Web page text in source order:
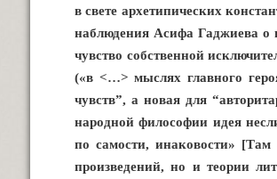
в свете архетипических
наблюдения Асифа Гаджиева о
чувство собственной
(«в <…> мыслях главного
чувств”, а новая для
народной философии идея
по самости, инаковости»
произведений, но и теории